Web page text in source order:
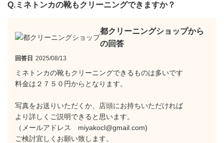
Q.ミネトンカの靴もクリーニングできますか？
都クリーニングショップから
の回答
回答日 2025/08/13
ミネトンカの靴もクリーニングできるものは多いです
料金は２７５０円からとなります。
写真をお送りいただくか、店頭にお持ちいただければ
より詳しくご説明できると思います。
（メールアドレス miyakocl@gmail.com)
ご検討宜しくお願い致します。